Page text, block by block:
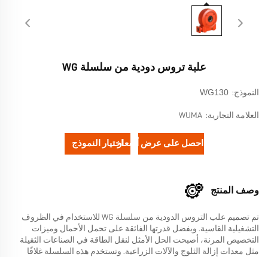
علبة تروس دودية من سلسلة WG
النموذج: WG130
العلامة التجارية: WUMA
احصل على عرض أسعاراختيار النموذج
وصف المنتج
تم تصميم علب التروس الدودية من سلسلة WG للاستخدام في الظروف
التشغيلية القاسية. وبفضل قدرتها الفائقة على تحمل الأحمال وميزات
التخصيص المرنة، أصبحت الحل الأمثل لنقل الطاقة في الصناعات الثقيلة
مثل معدات إزالة الثلوج والآلات الزراعية. وتستخدم هذه السلسلة غلافًا